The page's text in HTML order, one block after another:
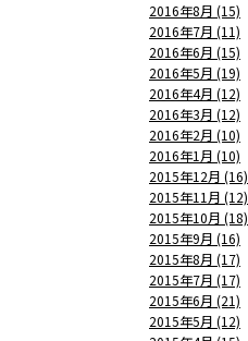
2016年8月 (15)
2016年7月 (11)
2016年6月 (15)
2016年5月 (19)
2016年4月 (12)
2016年3月 (12)
2016年2月 (10)
2016年1月 (10)
2015年12月 (16)
2015年11月 (12)
2015年10月 (18)
2015年9月 (16)
2015年8月 (17)
2015年7月 (17)
2015年6月 (21)
2015年5月 (12)